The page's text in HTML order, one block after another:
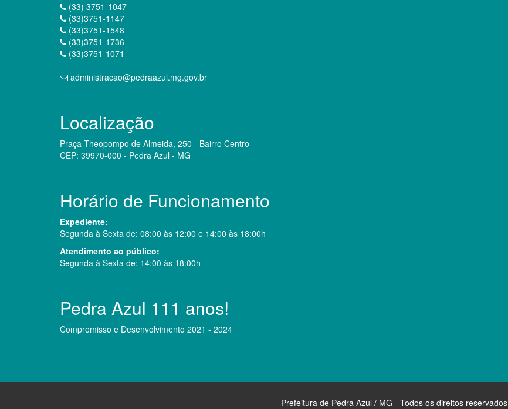
(33) 3751-1047
(33)3751-1147
(33)3751-1548
(33)3751-1736
(33)3751-1071
administracao@pedraazul.mg.gov.br
Localização
Praça Theopompo de Almeida, 250 - Bairro Centro
CEP: 39970-000 - Pedra Azul - MG
Horário de Funcionamento
Expediente:
Segunda à Sexta de: 08:00 às 12:00 e 14:00 às 18:00h
Atendimento ao público:
Segunda à Sexta de: 14:00 às 18:00h
Pedra Azul 111 anos!
Compromisso e Desenvolvimento 2021 - 2024
Prefeitura de Pedra Azul / MG - Todos os direitos reservados